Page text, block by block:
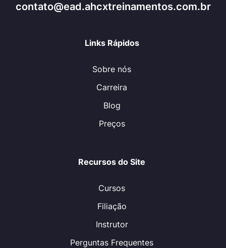
contato@ead.ahcxtreinamentos.com.br
Links Rápidos
Sobre nós
Carreira
Blog
Preços
Recursos do Site
Cursos
Filiação
Instrutor
Perguntas Frequentes